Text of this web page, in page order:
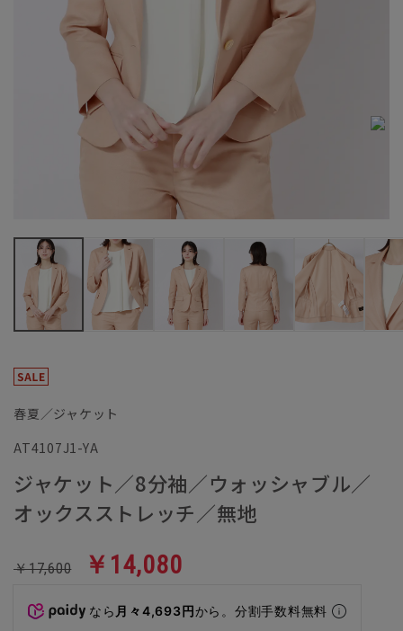
春夏／ジャケット
AT4107J1-YA
ジャケット／8分袖／ウォッシャブル／
オックスストレッチ／無地
￥17,600 ￥14,080
なら 月々4,693円から。分割手数料無料